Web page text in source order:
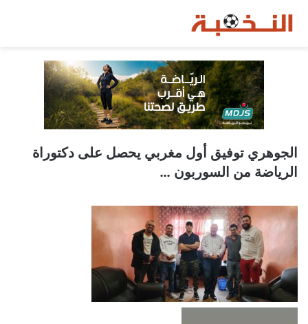
الجوهري توفيق أول مغربي يحصل على دكتوراة
الرياضة من السوربون …